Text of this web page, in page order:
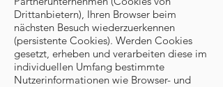
Drittanbietern), Ihren Browser beim
nächsten Besuch wiederzuerkennen
(persistente Cookies). Werden Cookies
gesetzt, erheben und verarbeiten diese im
individuellen Umfang bestimmte
Nutzerinformationen wie Browser- und